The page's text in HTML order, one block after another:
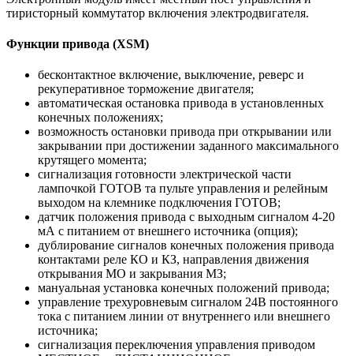
тиристорный коммутатор включения электродвигателя.
Функции привода (XSM)
бесконтактное включение, выключение, реверс и
рекуперативное торможение двигателя;
автоматическая остановка привода в установленных
конечных положениях;
возможность остановки привода при открывании или
закрывании при достижении заданного максимального
крутящего момента;
сигнализация готовности электрической части
лампочкой ГОТОВ та пульте управления и релейным
выходом на клемнике подключения ГОТОВ;
датчик положения привода с выходным сигналом 4-20
мА с питанием от внешнего источника (опция);
дублирование сигналов конечных положения привода
контактами реле КО и КЗ, направления движения
открывания МО и закрывания МЗ;
мануальная установка конечных положений привода;
управление трехуровневым сигналом 24В постоянного
тока с питанием линии от внутреннего или внешнего
источника;
сигнализация переключения управления приводом